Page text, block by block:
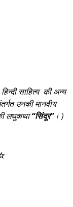
साहित्य की अन्य
उनकी मानवीय
लघुकथा“सिंदूर”। )